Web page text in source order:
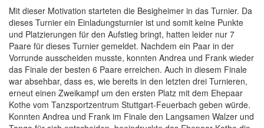
Mit dieser Motivation starteten die Besigheimer in das Turnier. Da
dieses Turnier ein Einladungsturnier ist und somit keine Punkte
und Platzierungen für den Aufstieg bringt, hatten leider nur 7
Paare für dieses Turnier gemeldet. Nachdem ein Paar in der
Vorrunde ausscheiden musste, konnten Andrea und Frank wieder
das Finale der besten 6 Paare erreichen. Auch in diesem Finale
war absehbar, dass es, wie bereits in den letzten drei Turnieren,
erneut einen Zweikampf um den ersten Platz mit dem Ehepaar
Kothe vom Tanzsportzentrum Stuttgart-Feuerbach geben würde.
Konnten Andrea und Frank im Finale den Langsamen Walzer und